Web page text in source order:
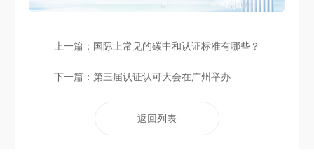
上一篇： 国际上常见的碳中和认证标准有哪些？
下一篇： 第三届认证认可大会在广州举办
返回列表